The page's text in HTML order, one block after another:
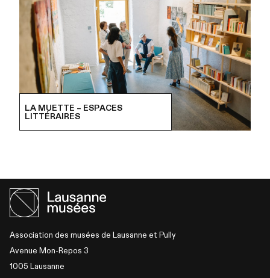
LA MUETTE – ESPACES
LITTÉRAIRES
Association des musées de Lausanne et Pully
Avenue Mon-Repos 3
1005 Lausanne